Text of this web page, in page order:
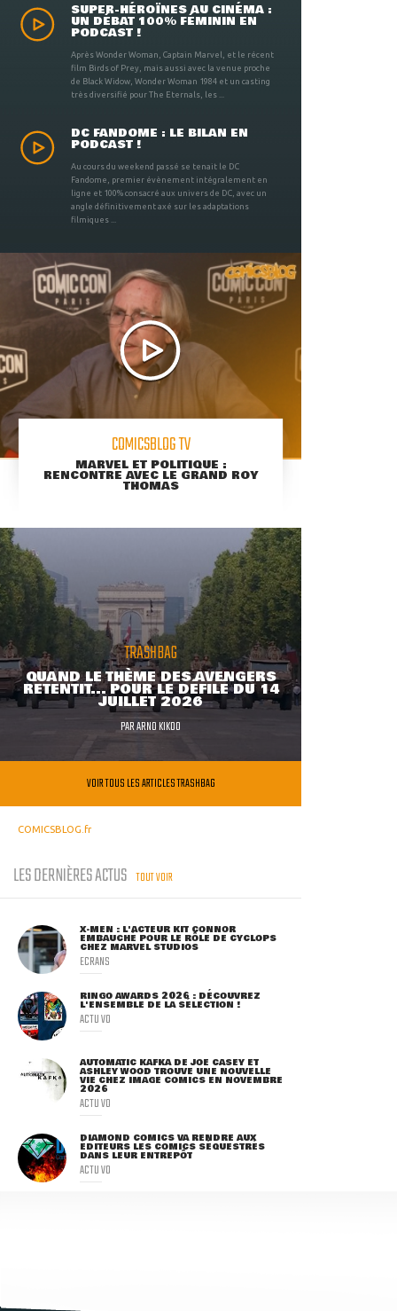
SUPER-HÉROÏNES AU CINÉMA :
UN DÉBAT 100% FÉMININ EN
PODCAST !
Après Wonder Woman, Captain Marvel, et le récent
film Birds of Prey, mais aussi avec la venue proche
de Black Widow, Wonder Woman 1984 et un casting
très diversifié pour The Eternals, les ...
DC FANDOME : LE BILAN EN
PODCAST !
Au cours du weekend passé se tenait le DC
Fandome, premier évènement intégralement en
ligne et 100% consacré aux univers de DC, avec un
angle définitivement axé sur les adaptations
filmiques ...
COMICSBLOG TV
MARVEL ET POLITIQUE :
RENCONTRE AVEC LE GRAND ROY
THOMAS
TRASHBAG
QUAND LE THÈME DES AVENGERS
RETENTIT... POUR LE DÉFILÉ DU 14
JUILLET 2026
PARARNO KIKOO
VOIR TOUS LES ARTICLES TRASHBAG
COMICSBLOG.fr
LES DERNIÈRES ACTUS TOUT VOIR
X-MEN : L'ACTEUR KIT CONNOR
EMBAUCHÉ POUR LE RÔLE DE CYCLOPS
CHEZ MARVEL STUDIOS
ECRANS
RINGO AWARDS 2026 : DÉCOUVREZ
L'ENSEMBLE DE LA SÉLECTION !
ACTU VO
AUTOMATIC KAFKA DE JOE CASEY ET
ASHLEY WOOD TROUVE UNE NOUVELLE
VIE CHEZ IMAGE COMICS EN NOVEMBRE
2026
ACTU VO
DIAMOND COMICS VA RENDRE AUX
ÉDITEURS LES COMICS SÉQUESTRÉS
DANS LEUR ENTREPÔT
ACTU VO